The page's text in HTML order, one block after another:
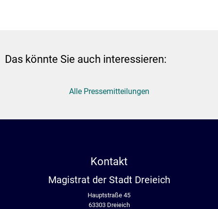
Das könnte Sie auch interessieren:
Alle Pressemitteilungen
Kontakt
Magistrat der Stadt Dreieich
Hauptstraße 45
63303 Dreieich